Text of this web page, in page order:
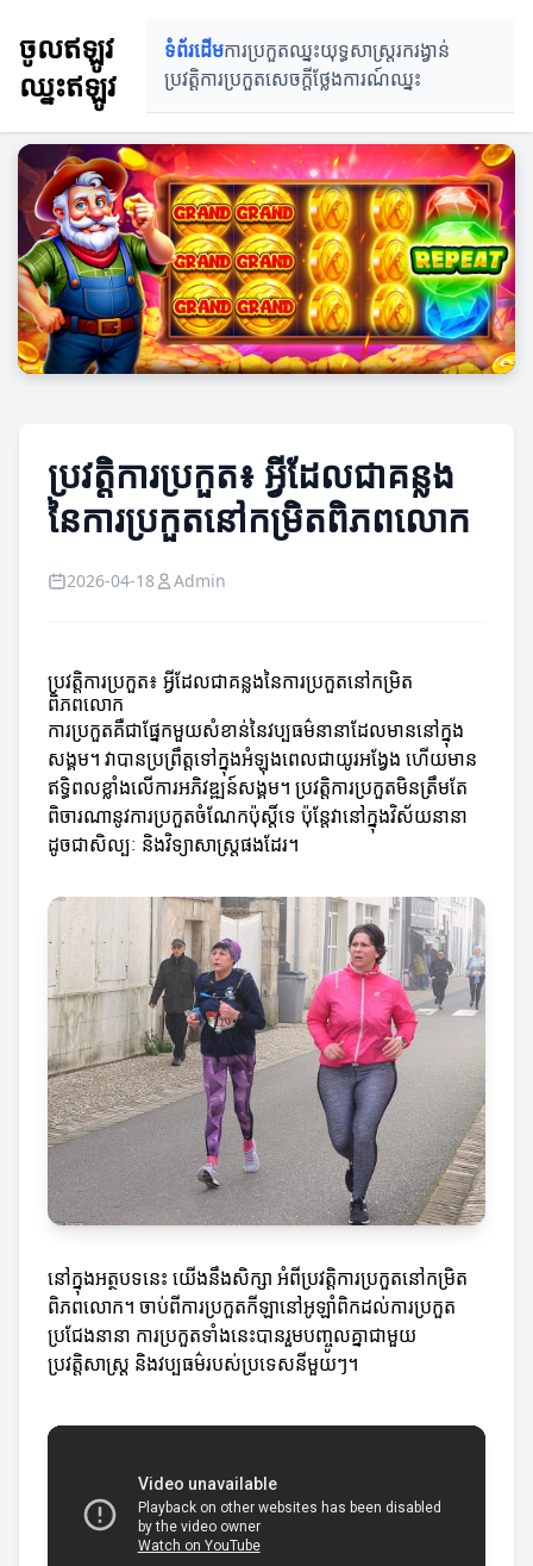
ចូលឥឡូវ
ឈ្នះឥឡូវ
ទំព័រដើមការប្រកួតឈ្នះយុទ្ធសាស្ត្ររករង្វាន់
ប្រវត្តិការប្រកួតសេចក្ដីថ្លែងការណ៍ឈ្នះ
ប្រវត្តិការប្រកួត៖ អ្វីដែលជាគន្លង
នៃការប្រកួតនៅកម្រិតពិភពលោក
2026-04-18 Admin
ប្រវត្តិការប្រកួត៖ អ្វីដែលជាគន្លងនៃការប្រកួតនៅកម្រិត
ពិភពលោក
ការប្រកួតគឺជាផ្នែកមួយសំខាន់នៃវប្បធម៌នានាដែលមាននៅក្នុង
សង្គម។ វាបានប្រព្រឹត្តទៅក្នុងអំឡុងពេលជាយូរអង្វែង ហើយមាន
ឥទ្ធិពលខ្លាំងលើការអភិវឌ្ឍន៍សង្គម។ ប្រវត្តិការប្រកួតមិនត្រឹមតែ
ពិចារណានូវការប្រកួតចំណែកប៉ុស្តិ៍ទេ ប៉ុន្តែវានៅក្នុងវិស័យនានា
ដូចជាសិល្បៈ និងវិទ្យាសាស្រ្តផងដែរ។
នៅក្នុងអត្ថបទនេះ យើងនឹងសិក្សា អំពីប្រវត្តិការប្រកួតនៅកម្រិត
ពិភពលោក។ ចាប់ពីការប្រកួតកីឡានៅអូឡាំពិកដល់ការប្រកួត
ប្រជែងនានា ការប្រកួតទាំងនេះបានរួមបញ្ចូលគ្នាជាមួយ
ប្រវត្តិសាស្ត្រ និងវប្បធម៌របស់ប្រទេសនីមួយៗ។